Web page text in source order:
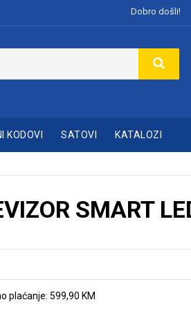
Dobro došli!
KODOVI SATOVI KATALOZI
SMART
plaćanje: 599,90 KM